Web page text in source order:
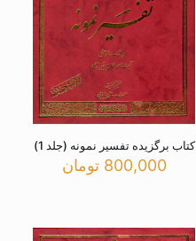
کتاب برگزیده تفسیر نمونه (جلد 1)
800,000 تومان